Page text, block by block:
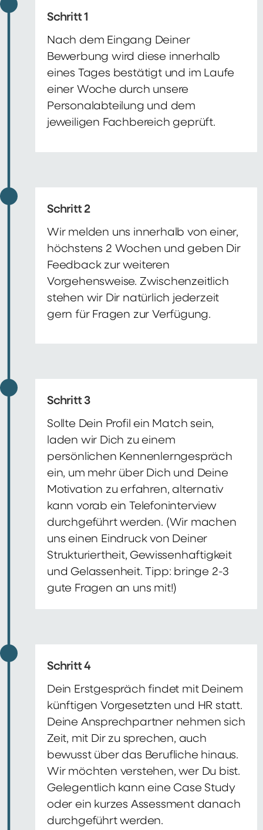
Schritt 1
Nach dem Eingang Deiner
Bewerbung wird diese innerhalb
eines Tages bestätigt und im Laufe
einer Woche durch unsere
Personalabteilung und dem
jeweiligen Fachbereich geprüft.
Schritt 2
Wir melden uns innerhalb von einer,
höchstens 2 Wochen und geben Dir
Feedback zur weiteren
Vorgehensweise. Zwischenzeitlich
stehen wir Dir natürlich jederzeit
gern für Fragen zur Verfügung.
Schritt 3
Sollte Dein Profil ein Match sein,
laden wir Dich zu einem
persönlichen Kennenlerngespräch
ein, um mehr über Dich und Deine
Motivation zu erfahren, alternativ
kann vorab ein Telefoninterview
durchgeführt werden. (Wir machen
uns einen Eindruck von Deiner
Strukturiertheit, Gewissenhaftigkeit
und Gelassenheit. Tipp: bringe 2-3
gute Fragen an uns mit!)
Schritt 4
Dein Erstgespräch findet mit Deinem
künftigen Vorgesetzten und HR statt.
Deine Ansprechpartner nehmen sich
Zeit, mit Dir zu sprechen, auch
bewusst über das Berufliche hinaus.
Wir möchten verstehen, wer Du bist.
Gelegentlich kann eine Case Study
oder ein kurzes Assessment danach
durchgeführt werden.